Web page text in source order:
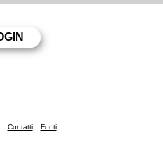
Contatti Fonti